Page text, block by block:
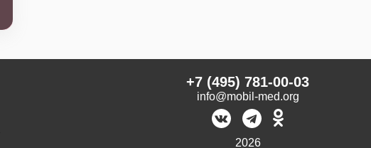
+7 (495) 781-00-03
info@mobil-med.org
2026